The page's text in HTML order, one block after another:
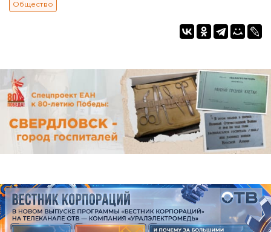
Общество